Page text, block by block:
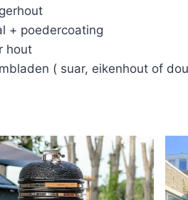
+ poedercoating
hout
( suar, eikenhout of